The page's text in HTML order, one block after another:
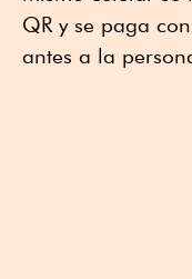
QR y se paga
antes a la